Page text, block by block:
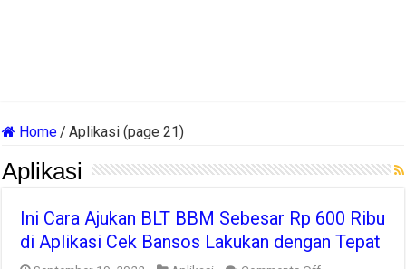
Home/ Aplikasi (page 21)
Aplikasi
Ini Cara Ajukan BLT BBM Sebesar Rp 600 Ribu
di Aplikasi Cek Bansos Lakukan dengan Tepat